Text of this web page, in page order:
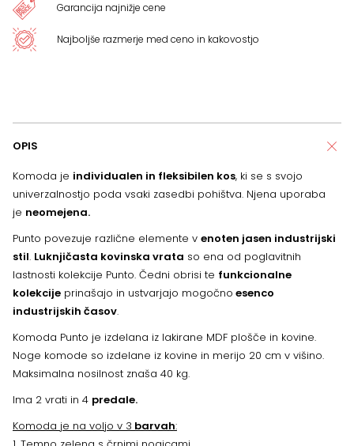
Garancija najnižje cene
Najboljše razmerje med ceno in kakovostjo
OPIS
Komoda je individualen in fleksibilen kos, ki se s svojo
univerzalnostjo poda vsaki zasedbi pohištva. Njena uporaba
je neomejena.
Punto povezuje različne elemente v enoten jasen industrijski
stil. Luknjičasta kovinska vrata so ena od poglavitnih
lastnosti kolekcije Punto. Čedni obrisi te funkcionalne
kolekcije prinašajo in ustvarjajo mogočno esenco
industrijskih časov.
Komoda Punto je izdelana iz lakirane MDF plošče in kovine.
Noge komode so izdelane iz kovine in merijo 20 cm v višino.
Maksimalna nosilnost znaša 40 kg.
Ima 2 vrati in 4 predale.
Komoda je na voljo v 3 barvah: